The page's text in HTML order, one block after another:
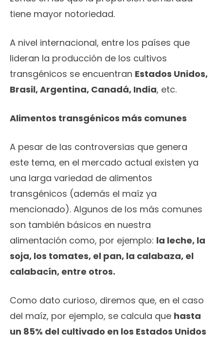
tiene mayor notoriedad.
A nivel internacional, entre los países que
lideran la producción de los cultivos
transgénicos se encuentran Estados Unidos,
Brasil, Argentina, Canadá, India, etc.
Alimentos transgénicos más comunes
A pesar de las controversias que genera
este tema, en el mercado actual existen ya
una larga variedad de alimentos
transgénicos (además el maíz ya
mencionado). Algunos de los más comunes
son también básicos en nuestra
alimentación como, por ejemplo: la leche, la
soja, los tomates, el pan, la calabaza, el
calabacín, entre otros.
Como dato curioso, diremos que, en el caso
del maíz, por ejemplo, se calcula que hasta
un 85% del cultivado en los Estados Unidos